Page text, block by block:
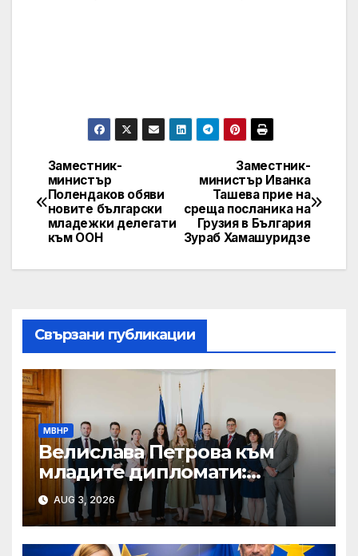
Post
navigation
Заместник-
министър Иванка
Ташева прие на
среща посланика на
Грузия в България
Зураб Хамашуридзе
Заместник-
министър
Полендаков обяви
новите български
младежки делегати
към ООН
Свързани публикации
МВНР
Велислава Петрова към
младите дипломати:
Бъдете смели, уверени и
винаги отстоявайте
интересите на България
AUG 3, 2026